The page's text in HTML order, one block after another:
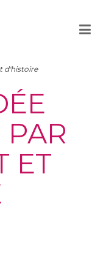
d'histoire
PAR
ET